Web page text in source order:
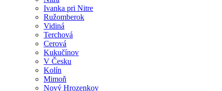
Ivanka pri Nitre
Ružomberok
Vidiná
Terchová
Cerová
Kukučínov
V Česku
Kolín
Mimoň
Nový Hrozenkov